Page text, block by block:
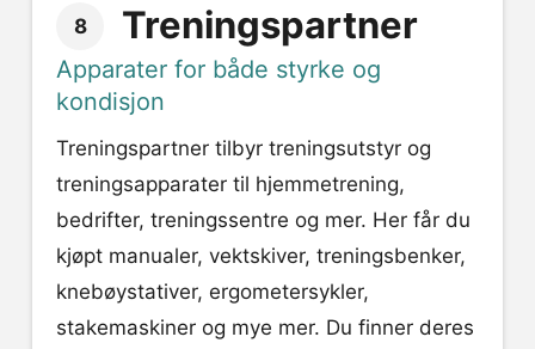
8 Treningspartner
Apparater for både styrke og
kondisjon
Treningspartner tilbyr treningsutstyr og
treningsapparater til hjemmetrening,
bedrifter, treningssentre og mer. Her får du
kjøpt manualer, vektskiver, treningsbenker,
knebøystativer, ergometersykler,
stakemaskiner og mye mer. Du finner deres